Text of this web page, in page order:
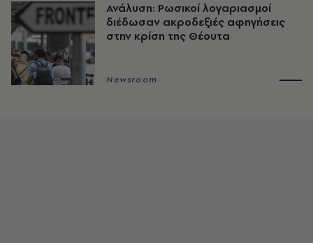
Ανάλυση: Ρωσικοί λογαριασμοί
διέδωσαν ακροδεξιές αφηγήσεις
στην κρίση της Θέουτα
Newsroom